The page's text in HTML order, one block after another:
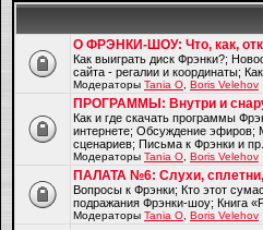
О ФРЭНКИ-ШОУ: Что, как,
Как выиграть диск Фрэнки?;
сайта - регалии и координаты;
Модераторы Tania O Boris Velehov
ПРОГРАММЫ: Внутри и
Как и где скачать программы
интернете; Обсуждение эфиров;
сценариев; Письма к Фрэнки и пр.
Модераторы Tania O Boris Velehov
ПАЛАТА №6: Слухи,
Вопросы к Фрэнки; Кто этот
подражания Фрэнки-шоу; Книга
Модераторы Tania O Boris Velehov